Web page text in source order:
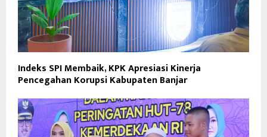
Indeks SPI Membaik, KPK Apresiasi Kinerja
Pencegahan Korupsi Kabupaten Banjar